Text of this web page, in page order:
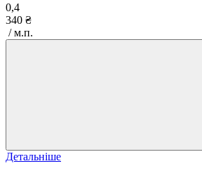
0,4
340 ₴
/ м.п.
Детальніше